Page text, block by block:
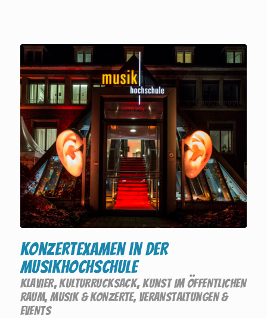
Konzertexamen in der
Musikhochschule
KLAVIER,KULTURRUCKSACK,KUNST IM ÖFFENTLICHEN
RAUM,MUSIK & KONZERTE, VERANSTALTUNGEN &
EVENTS